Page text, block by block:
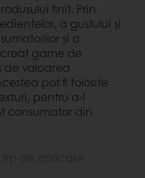
finit. Prin
a gustului și
și a
game de
de valoarea
pot fi folosite
pentru a-l
consumator din